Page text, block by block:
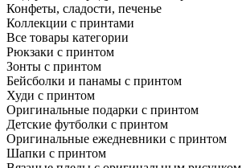
Конфеты, сладости, печенье
Коллекции с принтами
Все товары категории
Рюкзаки с принтом
Зонты с принтом
Бейсболки и панамы с принтом
Худи с принтом
Оригинальные подарки с принтом
Детские футболки с принтом
Оригинальные ежедневники с принтом
Шапки с принтом